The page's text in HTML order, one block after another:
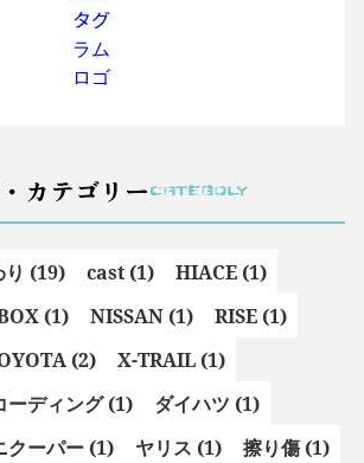
カテゴリー CATEGOLY
り (19) cast (1)
HIACE (1)
(1) NISSAN (1)
RISE (1)
(2)
X-TRAIL (1)
ーディング (1)
ダイハツ (1)
クーパー (1) ヤリス (1)
擦り傷 (1)